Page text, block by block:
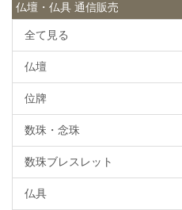
仏壇・仏具 通信販売
全て見る
仏壇
位牌
数珠・念珠
数珠ブレスレット
仏具